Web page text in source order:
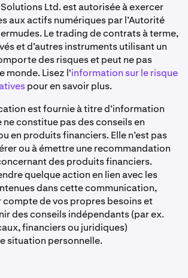
Ltd. est autorisée à exercer
aux actifs numériques par l’Autorité
Le trading de contrats à terme,
et d’autres instruments utilisant un
des risques et peut ne pas
monde. Lisez l'information sur le risque
pour en savoir plus.
est fournie à titre d’information
ne constitue pas des conseils en
en produits financiers. Elle n’est pas
ou à émettre une recommandation
des produits financiers.
quelque action en lien avec les
dans cette communication,
compte de vos propres besoins et
des conseils indépendants (par ex.
financiers ou juridiques)
situation personnelle.